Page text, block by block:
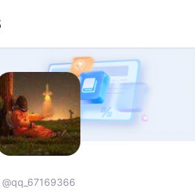
@qq_67169366